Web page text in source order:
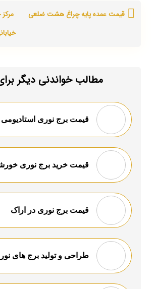
قیمت عمده پایه چراغ هشت ضلعی
مطالب خواندنی دیگر
قیمت برج نوری
قیمت برج نوری در اراک
طراحی و تولید برج های